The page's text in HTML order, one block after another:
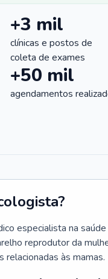
+3 mil
clínicas e postos de
coleta de exames
+50 mil
agendamentos
especialista na
reprodutor da
às mamas.